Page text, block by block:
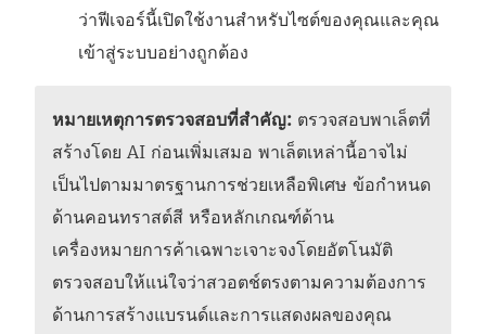
ว่าฟีเจอร์นี้เปิดใช้งานสำหรับไซต์ของคุณและคุณ
เข้าสู่ระบบอย่างถูกต้อง
หมายเหตุการตรวจสอบที่สำคัญ: ตรวจสอบพาเล็ตที่
สร้างโดย AI ก่อนเพิ่มเสมอ พาเล็ตเหล่านี้อาจไม่
เป็นไปตามมาตรฐานการช่วยเหลือพิเศษ ข้อกำหนด
ด้านคอนทราสต์สี หรือหลักเกณฑ์ด้าน
เครื่องหมายการค้าเฉพาะเจาะจงโดยอัตโนมัติ
ตรวจสอบให้แน่ใจว่าสวอตช์ตรงตามความต้องการ
ด้านการสร้างแบรนด์และการแสดงผลของคุณ